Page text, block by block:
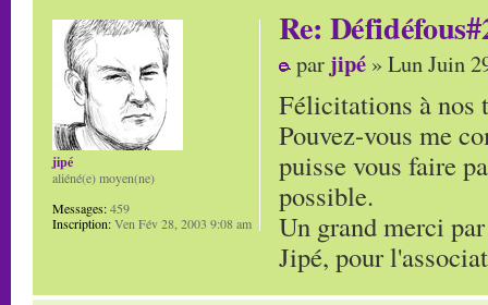
Re:
par jipé » Lun Juin
Félicitations à nos
Pouvez-vous me
puisse vous faire
possible.
Un grand merci
Jipé, pour
jipé
aliéné(e) moyen(ne)
Messages:459
Inscription:Ven Fév 28, 2003 9:08 am